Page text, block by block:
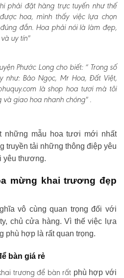
phải đặt hàng trực tuyến như thế
hoa, mình thấy việc lựa chọn
đắn. Hoa phải nói là làm đẹp,
uy tín"
Phước Long cho biết:“ Trong số
như: Bảo Ngọc, Mr Hoa, Đất Việt,
là shop hoa tươi mà tôi
giao hoa nhanh chóng" .
những mẫu hoa tươi mới nhất
truyền tải những thông điệp yêu
yêu thương.
mừng khai trương đẹp
vô cùng quan trọng đối với
chủ cửa hàng. Vì thế việc lựa
phù hợp là rất quan trọng.
bàn giá rẻ
trương để bàn rất phù hợp với